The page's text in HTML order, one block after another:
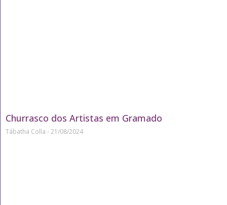
Churrasco dos Artistas em Gramado
Tábatha Colla 21/08/2024